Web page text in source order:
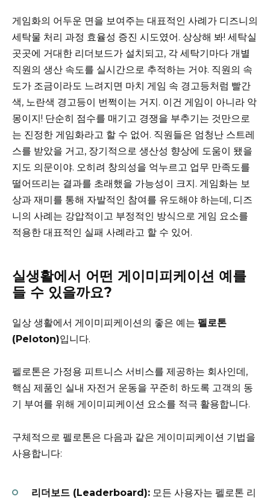
게임화의 어두운 면을 보여주는 대표적인 사례가 디즈니의
세탁물 처리 과정 효율성 증진 시도였어. 상상해 봐! 세탁실
곳곳에 거대한 리더보드가 설치되고, 각 세탁기마다 개별
직원의 생산 속도를 실시간으로 추적하는 거야. 직원의 속
도가 조금이라도 느려지면 마치 게임 속 경고등처럼 빨간
색, 노란색 경고등이 번쩍이는 거지. 이건 게임이 아니라 악
몽이지! 단순히 점수를 매기고 경쟁을 부추기는 것만으로
는 진정한 게임화라고 할 수 없어. 직원들은 엄청난 스트레
스를 받았을 거고, 장기적으로 생산성 향상에 도움이 됐을
지도 의문이야. 오히려 창의성을 억누르고 업무 만족도를
떨어뜨리는 결과를 초래했을 가능성이 크지. 게임화는 보
상과 재미를 통해 자발적인 참여를 유도해야 하는데, 디즈
니의 사례는 강압적이고 부정적인 방식으로 게임 요소를
적용한 대표적인 실패 사례라고 할 수 있어.
실생활에서 어떤 게이미피케이션 예를
들 수 있을까요?
일상 생활에서 게이미피케이션의 좋은 예는 펠로톤
(Peloton)입니다.
펠로톤은 가정용 피트니스 서비스를 제공하는 회사인데,
핵심 제품인 실내 자전거 운동을 꾸준히 하도록 고객의 동
기 부여를 위해 게이미피케이션 요소를 적극 활용합니다.
구체적으로 펠로톤은 다음과 같은 게이미피케이션 기법을
사용합니다:
리더보드 (Leaderboard): 모든 사용자는 펠로톤 리